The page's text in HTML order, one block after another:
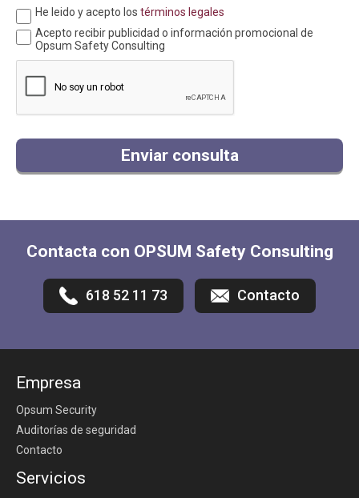
He leido y acepto lostérminos legales
Acepto recibir publicidad o información promocional de
Opsum Safety Consulting
Enviar consulta
Contacta con OPSUM Safety Consulting
618 52 11 73 Contacto
Empresa
Opsum Security
Auditorías de seguridad
Contacto
Servicios